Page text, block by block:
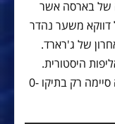
מלאגה של בארסה אשר
ה-33. זה התחיל דווקא משער נהדר
של ג'רארד.
היסטורית.
בעונת הדאבל הבאה של 05-06, בארסה סיימה רק בתיקו 0-